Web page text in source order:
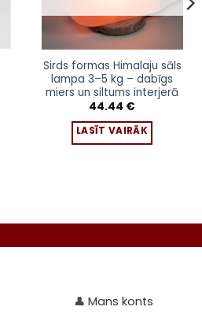
Sirds formas Himalaju sāls
lampa 3–5 kg – dabīgs
miers un siltums interjerā
44.44 €
LASĪT VAIRĀK
👤 Mans konts